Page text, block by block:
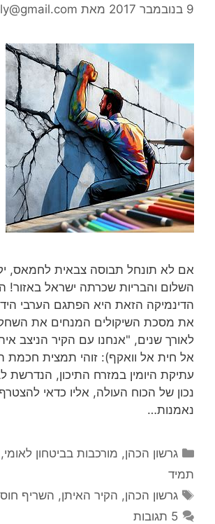
9 בנובמבר 2017 מאת
אם לא תונחל תבוסה צבאית לחמאס,
השלום והבריות שכרתה ישראל
הדינמיקה הזאת היא הפתגם הערבי
את מסכת השיקולים המנחים את
לאורך שנים, "אנחנו עם הקיר הניצב
אל חית אל וואקף): זוהי תמצית חכמת
עתיקת היומין במזרח התיכון, הנדרשת
נכון של הכוח העולה, אליו כדאי
נאמנות…
קטגוריות
גרשון הכהן, מורכבות בביטחון לאומי,
תמיד
תגיות
גרשון הכהן, הקיר האיתן, השריף
5 תגובות